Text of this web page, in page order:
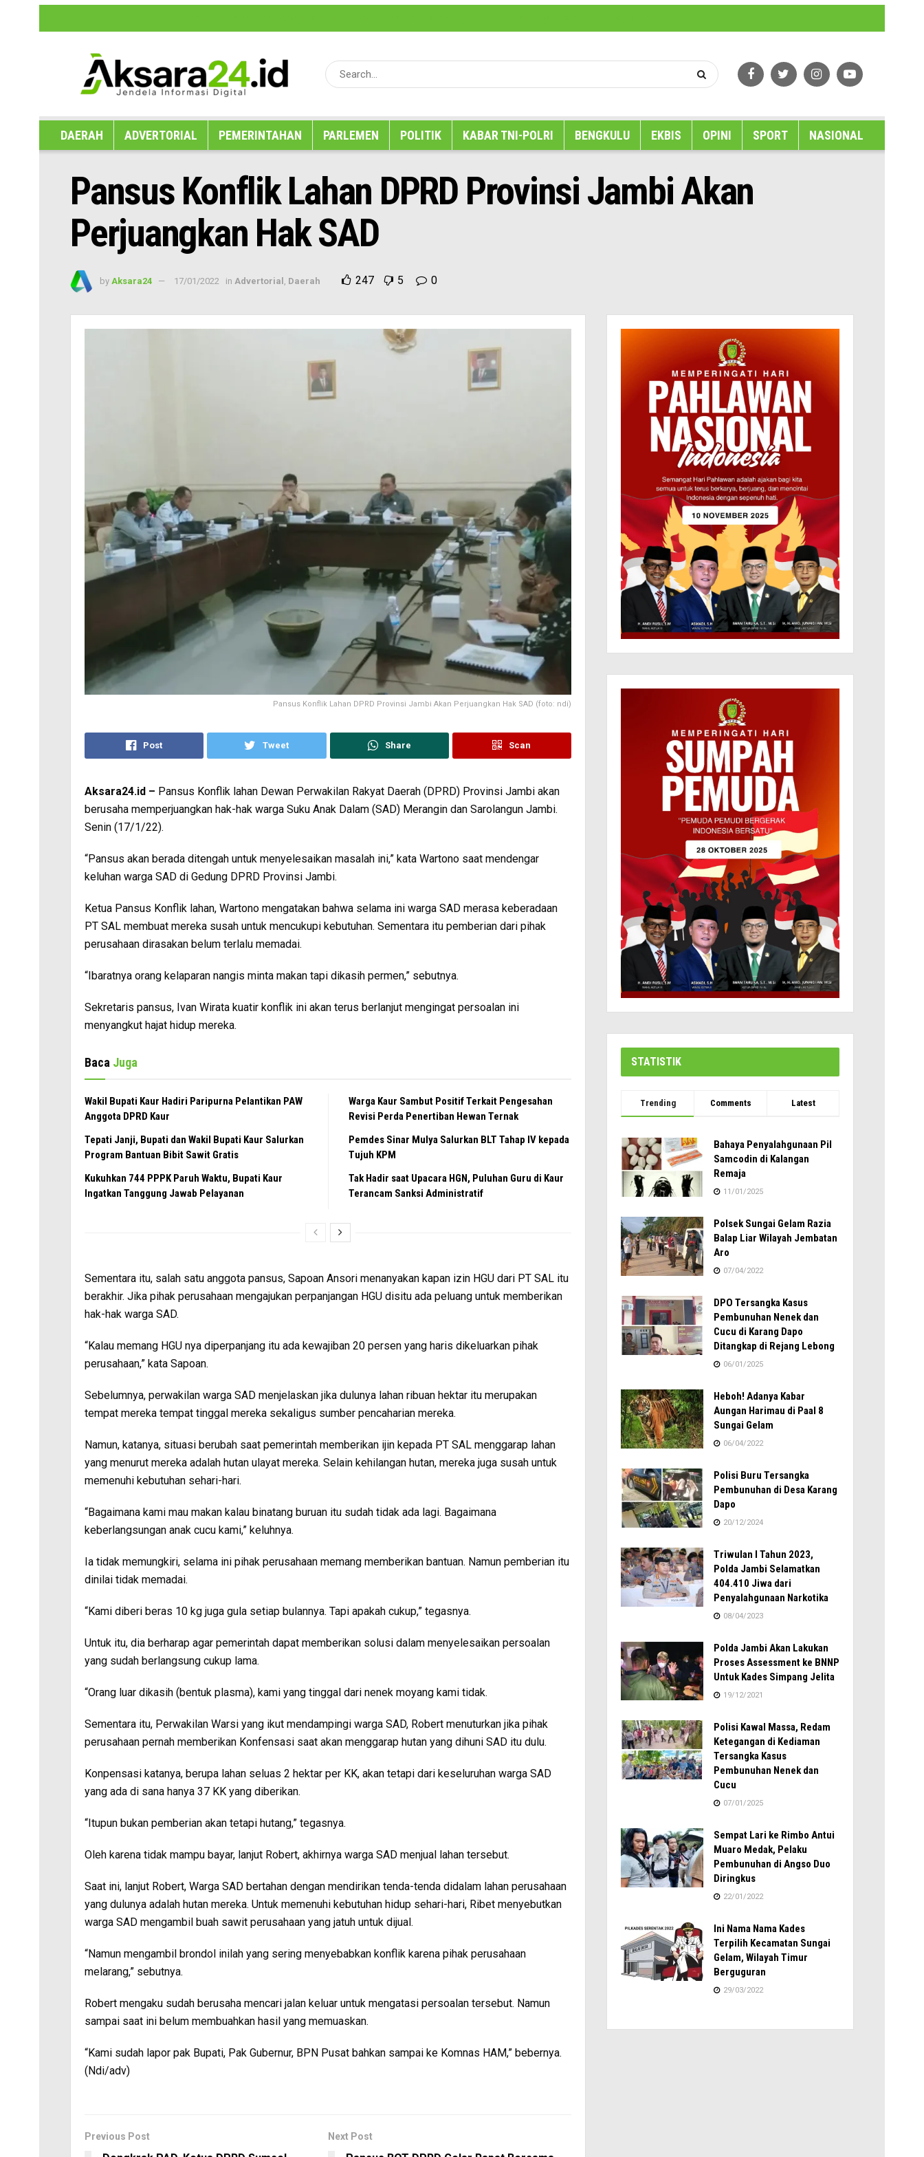
DAERAH ADVERTORIAL PEMERINTAHAN PARLEMEN POLITIK KABAR TNI-POLRI BENGKULU EKBIS OPINI SPORT NASIONAL
Pansus Konflik Lahan DPRD Provinsi Jambi Akan
Perjuangkan Hak SAD
by Aksara24 17/01/2022 in Advertorial , Daerah 247 5 0
Pansus Konflik Lahan DPRD Provinsi Jambi Akan Perjuangkan Hak SAD (foto: ndi)
Post Tweet Share Scan
Aksara24.id – Pansus Konflik lahan Dewan Perwakilan Rakyat Daerah (DPRD) Provinsi Jambi akan
berusaha memperjuangkan hak-hak warga Suku Anak Dalam (SAD) Merangin dan Sarolangun Jambi.
Senin (17/1/22).
“Pansus akan berada ditengah untuk menyelesaikan masalah ini,” kata Wartono saat mendengar
keluhan warga SAD di Gedung DPRD Provinsi Jambi.
Ketua Pansus Konflik lahan, Wartono mengatakan bahwa selama ini warga SAD merasa keberadaan
PT SAL membuat mereka susah untuk mencukupi kebutuhan. Sementara itu pemberian dari pihak
perusahaan dirasakan belum terlalu memadai.
“Ibaratnya orang kelaparan nangis minta makan tapi dikasih permen,” sebutnya.
Sekretaris pansus, Ivan Wirata kuatir konflik ini akan terus berlanjut mengingat persoalan ini
menyangkut hajat hidup mereka.
Baca Juga
Wakil Bupati Kaur Hadiri Paripurna Pelantikan PAW
Anggota DPRD Kaur
Tepati Janji, Bupati dan Wakil Bupati Kaur Salurkan
Program Bantuan Bibit Sawit Gratis
Kukuhkan 744 PPPK Paruh Waktu, Bupati Kaur
Ingatkan Tanggung Jawab Pelayanan
Warga Kaur Sambut Positif Terkait Pengesahan
Revisi Perda Penertiban Hewan Ternak
Pemdes Sinar Mulya Salurkan BLT Tahap IV kepada
Tujuh KPM
Tak Hadir saat Upacara HGN, Puluhan Guru di Kaur
Terancam Sanksi Administratif
Sementara itu, salah satu anggota pansus, Sapoan Ansori menanyakan kapan izin HGU dari PT SAL itu
berakhir. Jika pihak perusahaan mengajukan perpanjangan HGU disitu ada peluang untuk memberikan
hak-hak warga SAD.
“Kalau memang HGU nya diperpanjang itu ada kewajiban 20 persen yang haris dikeluarkan pihak
perusahaan,” kata Sapoan.
Sebelumnya, perwakilan warga SAD menjelaskan jika dulunya lahan ribuan hektar itu merupakan
tempat mereka tempat tinggal mereka sekaligus sumber pencaharian mereka.
Namun, katanya, situasi berubah saat pemerintah memberikan ijin kepada PT SAL menggarap lahan
yang menurut mereka adalah hutan ulayat mereka. Selain kehilangan hutan, mereka juga susah untuk
memenuhi kebutuhan sehari-hari.
“Bagaimana kami mau makan kalau binatang buruan itu sudah tidak ada lagi. Bagaimana
keberlangsungan anak cucu kami,” keluhnya.
Ia tidak memungkiri, selama ini pihak perusahaan memang memberikan bantuan. Namun pemberian itu
dinilai tidak memadai.
“Kami diberi beras 10 kg juga gula setiap bulannya. Tapi apakah cukup,” tegasnya.
Untuk itu, dia berharap agar pemerintah dapat memberikan solusi dalam menyelesaikan persoalan
yang sudah berlangsung cukup lama.
“Orang luar dikasih (bentuk plasma), kami yang tinggal dari nenek moyang kami tidak.
Sementara itu, Perwakilan Warsi yang ikut mendampingi warga SAD, Robert menuturkan jika pihak
perusahaan pernah memberikan Konfensasi saat akan menggarap hutan yang dihuni SAD itu dulu.
Konpensasi katanya, berupa lahan seluas 2 hektar per KK, akan tetapi dari keseluruhan warga SAD
yang ada di sana hanya 37 KK yang diberikan.
“Itupun bukan pemberian akan tetapi hutang,” tegasnya.
Oleh karena tidak mampu bayar, lanjut Robert, akhirnya warga SAD menjual lahan tersebut.
Saat ini, lanjut Robert, Warga SAD bertahan dengan mendirikan tenda-tenda didalam lahan perusahaan
yang dulunya adalah hutan mereka. Untuk memenuhi kebutuhan hidup sehari-hari, Ribet menyebutkan
warga SAD mengambil buah sawit perusahaan yang jatuh untuk dijual.
“Namun mengambil brondol inilah yang sering menyebabkan konflik karena pihak perusahaan
melarang,” sebutnya.
Robert mengaku sudah berusaha mencari jalan keluar untuk mengatasi persoalan tersebut. Namun
sampai saat ini belum membuahkan hasil yang memuaskan.
“Kami sudah lapor pak Bupati, Pak Gubernur, BPN Pusat bahkan sampai ke Komnas HAM,” bebernya.
(Ndi/adv)
Previous Post Next Post
STATISTIK
Trending Comments Latest
Bahaya Penyalahgunaan Pil
Samcodin di Kalangan
Remaja
11/01/2025
Polsek Sungai Gelam Razia
Balap Liar Wilayah Jembatan
Aro
07/04/2022
DPO Tersangka Kasus
Pembunuhan Nenek dan
Cucu di Karang Dapo
Ditangkap di Rejang Lebong
06/01/2025
Heboh! Adanya Kabar
Aungan Harimau di Paal 8
Sungai Gelam
06/04/2022
Polisi Buru Tersangka
Pembunuhan di Desa Karang
Dapo
20/12/2024
Triwulan I Tahun 2023,
Polda Jambi Selamatkan
404.410 Jiwa dari
Penyalahgunaan Narkotika
08/04/2023
Polda Jambi Akan Lakukan
Proses Assessment ke BNNP
Untuk Kades Simpang Jelita
19/12/2021
Polisi Kawal Massa, Redam
Ketegangan di Kediaman
Tersangka Kasus
Pembunuhan Nenek dan
Cucu
07/01/2025
Sempat Lari ke Rimbo Antui
Muaro Medak, Pelaku
Pembunuhan di Angso Duo
Diringkus
22/01/2022
Ini Nama Nama Kades
Terpilih Kecamatan Sungai
Gelam, Wilayah Timur
Berguguran
29/03/2022